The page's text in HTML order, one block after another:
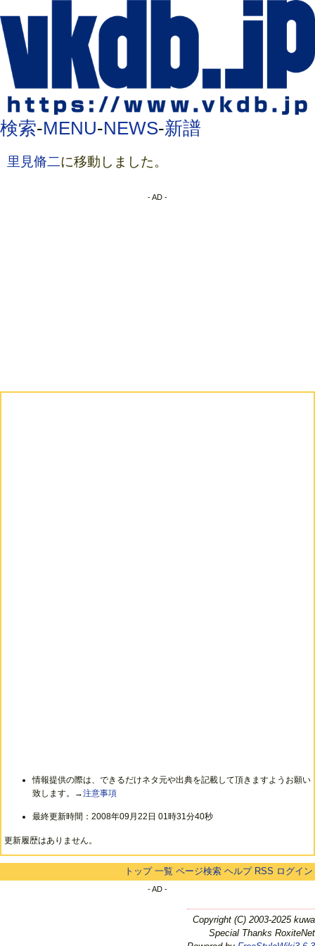
検索-MENU-NEWS-新譜
里見脩二に移動しました。
- AD -
情報提供の際は、できるだけネタ元や出典を記載して頂きますようお願い
致します。→注意事項
最終更新時間：2008年09月22日 01時31分40秒
更新履歴はありません。
トップ 一覧 ページ検索 ヘルプ RSS ログイン
- AD -
Copyright (C) 2003-2025 kuwa
Special Thanks RoxiteNet